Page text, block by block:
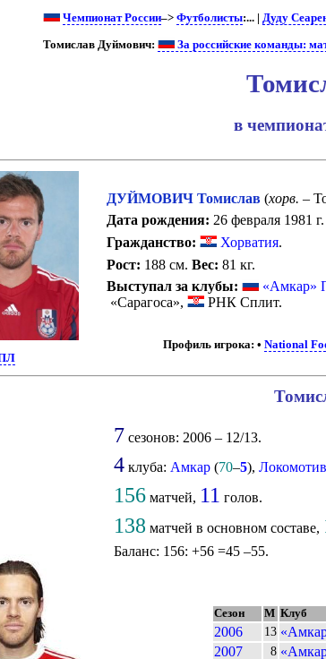
Чемпионат России–> Футболисты:... | Дуду
Томислав Дуймович: За российские команды:
в
ДУЙМОВИЧ Томислав (хорв. –
Дата рождения: 26 февраля 1981 г.
Гражданство:
Хорватия.
Рост: 188 см.Вес: 81 кг.
Выступал за клубы:
«Амкар»
«Сарагоса»,
РНК Сплит.
Профиль игрока: •National
7 сезонов: 2006 – 12/13.
4клуба: Амкар(70–5),
156матчей, 11 голов.
138 матчей в основном составе,
Баланс: 156: +56 =45 –55.
Сезон М Клуб
2006 13
2007
8